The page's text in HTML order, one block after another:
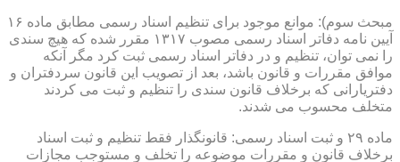
مبحث سوم): موانع موجود برای تنظیم اسناد رسمی مطابق ماده ۱۶
آیین نامه دفاتر اسناد رسمی مصوب ۱۳۱۷ مقرر شده که هیچ سندی
را نمی توان، تنظیم و در دفاتر اسناد رسمی ثبت کرد مگر آنکه
موافق مقررات و قانون باشد، بعد از تصویب این قانون سردفتران و
دفتریارانی که برخلاف قانون سندی را تنظیم و ثبت می کردند
متخلف محسوب می شدند.
ماده ۲۹ و ثبت اسناد رسمی: قانونگذار فقط تنظیم و ثبت اسناد
برخلاف قانون و مقررات موضوعه را تخلف و مستوجب مجازات